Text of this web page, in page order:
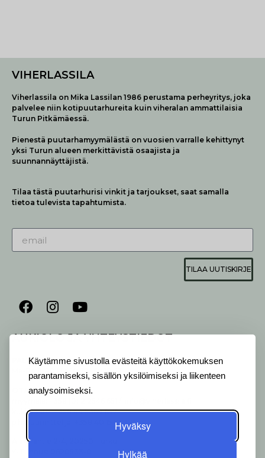
Käytämme sivustolla evästeitä käyttökokemuksen
parantamiseksi, sisällön yksilöimiseksi ja liikenteen
analysoimiseksi.
Hyväksy
Hylkää
VIHERLASSILA
Viherlassila on Mika Lassilan 1986 perustama perheyritys, joka
palvelee niin kotipuutarhureita kuin viheralan ammattilaisia
Turun Pitkämäessä.
Pienestä puutarhamyymälästä on vuosien varralle kehittynyt
yksi Turun alueen merkittävistä osaajista ja
suunnannäyttäjistä.
Tilaa tästä puutarhurisi vinkit ja tarjoukset, saat samalla
tietoa tulevista tapahtumista.
TILAA UUTISKIRJE
AUKIOLO JA YHTEYSTIEDOT
ALVELEMME:
Ma-Pe 9-20 I La 10-18 I Su 10-17
OTA YHTEYTTÄ:
kukkapiste: +358 44 5369 657
pihasuunnittelija: +358 40 1547 376
Alakyläntie 2-4, 20250 Turku